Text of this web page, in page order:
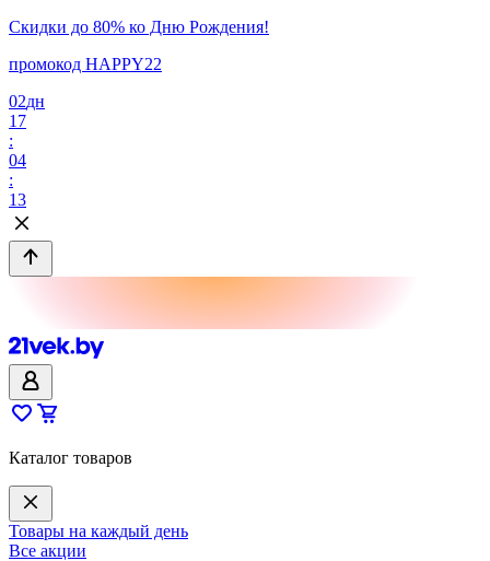
Скидки до 80% ко Дню Рождения!
промокод HAPPY22
02дн
17
:
04
:
13
Каталог товаров
Товары на каждый день
Все акции